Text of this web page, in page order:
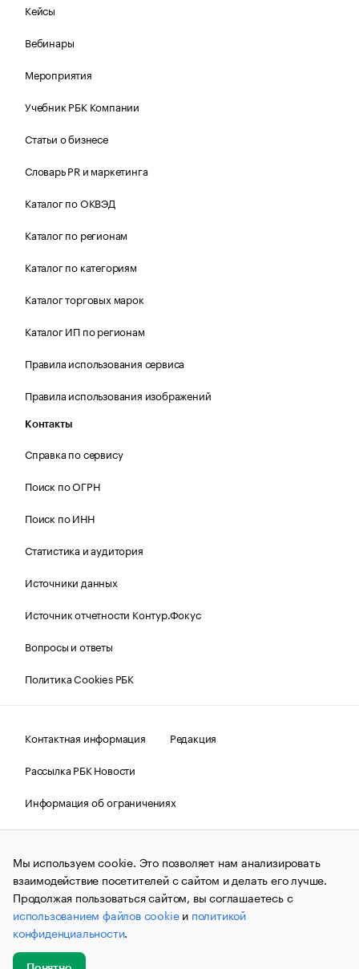
Кейсы
Вебинары
Мероприятия
Учебник РБК Компании
Статьи о бизнесе
Словарь PR и маркетинга
Каталог по ОКВЭД
Каталог по регионам
Каталог по категориям
Каталог торговых марок
Каталог ИП по регионам
Правила использования сервиса
Правила использования изображений
Контакты
Справка по сервису
Поиск по ОГРН
Поиск по ИНН
Статистика и аудитория
Источники данных
Источник отчетности Контур.Фокус
Вопросы и ответы
Политика Cookies РБК
Контактная информация
Редакция
Рассылка РБК Новости
Информация об ограничениях
Правовая информация
О соблюдении авторских прав
© АО «РОСБИЗНЕСКОНСАЛТИНГ»,1995–2026.Сообщения
и материалы информационного агентства «РБК»
(зарегистрировано Федеральной службой по надзору в сфере
связи, информационных технологий и массовых
коммуникаций (Роскомнадзор) 09.12.2015 за номером ИА
№ФС77-63848) сопровождаются пометкой «РБК». Отдельные
публикации могут содержать информацию,
не предназначенную для пользователей
Мы используем cookie. Это позволяет нам анализировать
взаимодействие посетителей с сайтом и делать его лучше.
Продолжая пользоваться сайтом, вы соглашаетесь с
использованием файлов cookieи политикой
конфиденциальности.